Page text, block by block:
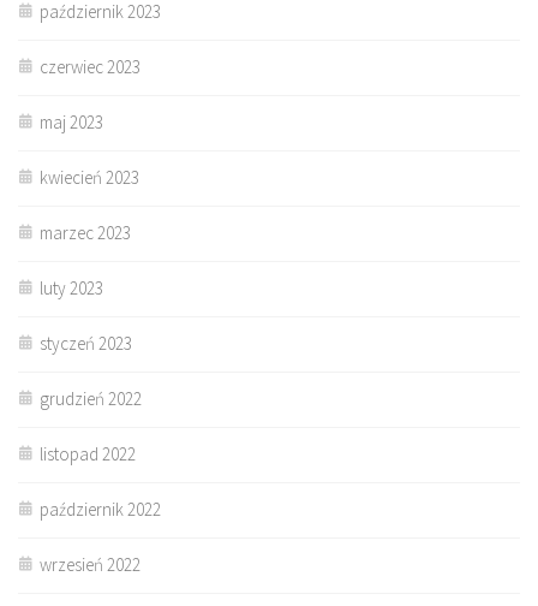
październik 2023
czerwiec 2023
maj 2023
kwiecień 2023
marzec 2023
luty 2023
styczeń 2023
grudzień 2022
listopad 2022
październik 2022
wrzesień 2022